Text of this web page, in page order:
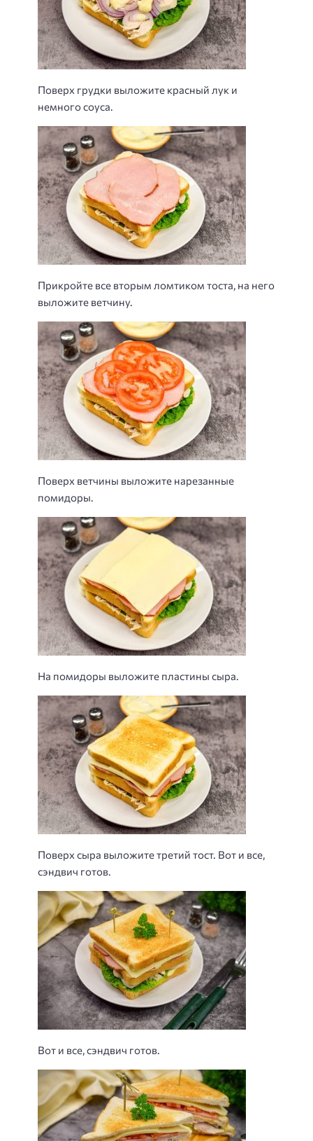
Поверх грудки выложите красный лук и
немного соуса.
Прикройте все вторым ломтиком тоста, на него
выложите ветчину.
Поверх ветчины выложите нарезанные
помидоры.
На помидоры выложите пластины сыра.
Поверх сыра выложите третий тост. Вот и все,
сэндвич готов.
Вот и все, сэндвич готов.